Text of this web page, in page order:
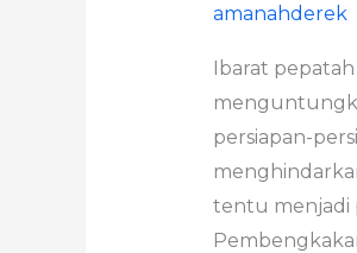
amanahderek
Ibarat
persiapan-
tentu menjadi